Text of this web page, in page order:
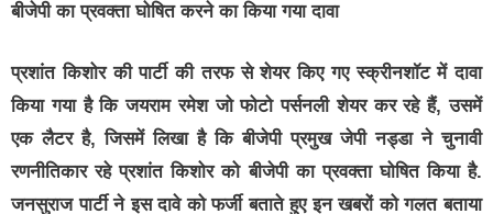
बीजेपी का प्रवक्ता घोषित करने का किया गया दावा
प्रशांत किशोर की पार्टी की तरफ से शेयर किए गए स्क्रीनशॉट में दावा
किया गया है कि जयराम रमेश जो फोटो पर्सनली शेयर कर रहे हैं, उसमें
एक लैटर है, जिसमें लिखा है कि बीजेपी प्रमुख जेपी नड्डा ने चुनावी
रणनीतिकार रहे प्रशांत किशोर को बीजेपी का प्रवक्ता घोषित किया है.
जनसुराज पार्टी ने इस दावे को फर्जी बताते हुए इन खबरों को गलत बताया